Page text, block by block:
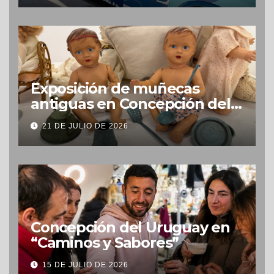
Exposición de muñecas
antiguas en Concepción del
Uruguay
21 DE JULIO DE 2026
Concepción del Uruguay en
“Caminos y Sabores”
15 DE JULIO DE 2026